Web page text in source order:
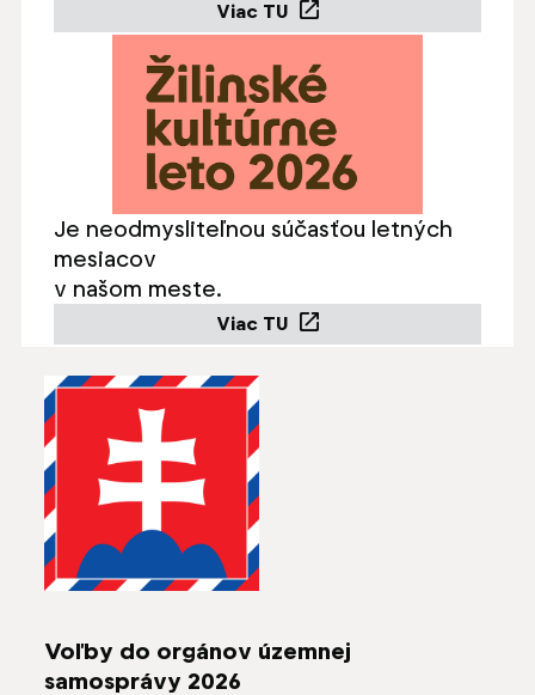
Viac TU Odkaz sa otvorí na novej
Je neodmysliteľnou súčasťou letných
mesiacov
v našom meste.
Viac TU Odkaz sa otvorí na novej
Voľby do orgánov územnej
samosprávy 2026